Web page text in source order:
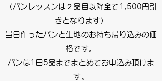
（パンレッスンは２品目以降全て1,500円引
きとなります）
当日作ったパンと生地のお持ち帰り込みの価
格です。
パンは1日5品までまとめてお申込み頂けま
す。